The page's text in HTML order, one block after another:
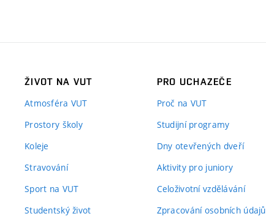
ŽIVOT NA VUT
Atmosféra VUT
Prostory školy
Koleje
Stravování
Sport na VUT
Studentský život
PRO UCHAZEČE
Proč na VUT
Studijní programy
Dny otevřených dveří
Aktivity pro juniory
Celoživotní vzdělávání
Zpracování osobních údajů